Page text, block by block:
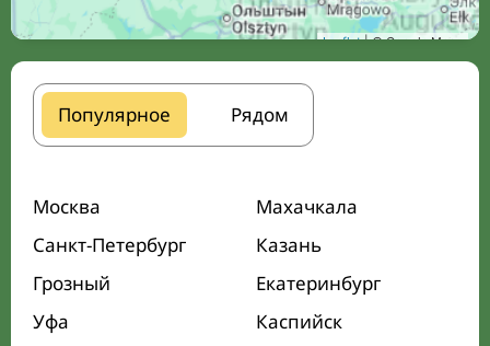
Leaflet| © Google Maps
Популярное Рядом
Москва
Махачкала
Санкт-Петербург
Казань
Грозный
Екатеринбург
Уфа
Каспийск